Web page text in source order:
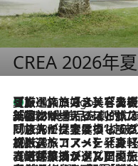
CREA 2026年
6 Hours Ago
【厳選旅コスメ】「多機能アイテムがメイン！」旅好き美容エディターが選んだ夏旅ベストコスメを発表【Mサイズジップ】
2026.8.6
「荷物が増えるほど旅ストレスは増す」美容ジャーナリストがたどり着いた最終結論。“化粧品を劇的に減らす”感動の凝縮美容とは
2026.8.6
「旅先には金髪ウィッグを持参」日本と同じメイクでは損してる!? 美
2026.8.6
【厳選旅コスメ】「身軽さ＆UV対策重視！」ヘアアーティストshucoが選んだ夏旅ベストコスメを発表【Mサイズジップ】
2026.8.5
【厳選旅コスメ】国内をあちこち移動する河井菜摘が選んだ夏旅ベストコスメ発表！「リラックスアイテムはマスト」【Mサイズジップ】